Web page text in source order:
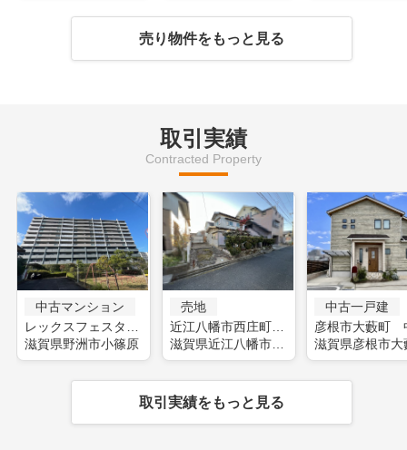
売り物件をもっと見る
取引実績
Contracted Property
中古マンション
滋賀県野洲市小篠原
売地
近江八幡市西庄町 土地
滋賀県近江八幡市西庄町
中古一戸建
滋賀県彦根市大
取引実績をもっと見る